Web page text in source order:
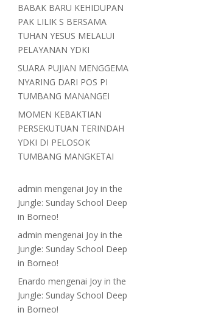
BABAK BARU KEHIDUPAN
PAK LILIK S BERSAMA
TUHAN YESUS MELALUI
PELAYANAN YDKI
SUARA PUJIAN MENGGEMA
NYARING DARI POS PI
TUMBANG MANANGEI
MOMEN KEBAKTIAN
PERSEKUTUAN TERINDAH
YDKI DI PELOSOK
TUMBANG MANGKETAI
admin mengenai Joy in the
Jungle: Sunday School Deep
in Borneo!
admin mengenai Joy in the
Jungle: Sunday School Deep
in Borneo!
Enardo mengenai Joy in the
Jungle: Sunday School Deep
in Borneo!